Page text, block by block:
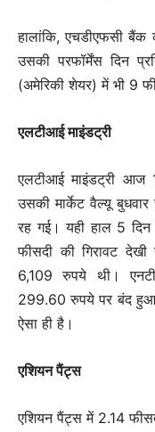
हालांकि, एचडीएफसी बैंक
उसकी परफॉर्मेंस दिन
(अमेरिकी शेयर) में भी 9
एलटीआई माइंडट्री
एलटीआई माइंडट्री आज
उसकी मार्केट वैल्यू
रह गई। यही हाल 5
फीसदी की गिरावट
6,109 रुपये थी।
299.60 रुपये पर बंद
ऐसा ही है।
एशियन पैंट्स
एशियन पैंट्स में 2.14